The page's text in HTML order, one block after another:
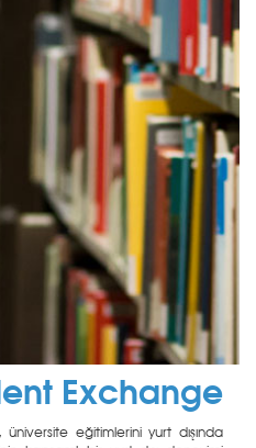
Exchange
eğitimlerini yurt dışında